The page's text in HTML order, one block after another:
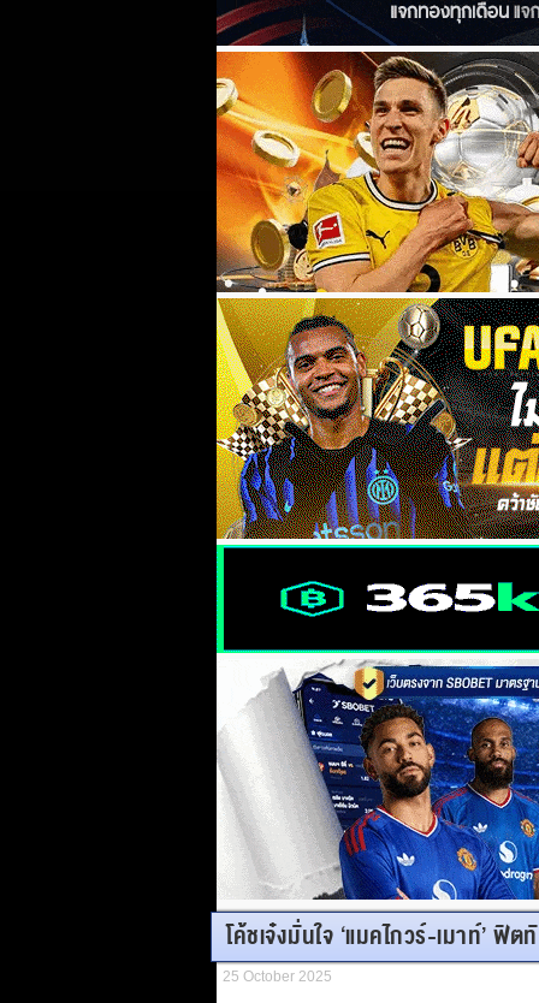
โค้ชเจ๋งมั่นใจ ‘แมคไกวร์-เมาท์’ ฟิต
25 October 2025